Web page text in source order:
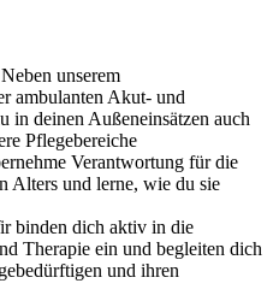
unserem
ambulanten Akut- und
in deinen Außeneinsätzen auch
Pflegebereiche
Verantwortung für die
Alters und lerne, wie du sie
binden dich aktiv in die
Therapie ein und begleiten dich
und ihren